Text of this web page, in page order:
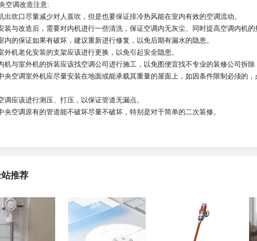
空调改造注意:
出吹口尽量减少对人直吹，但是也要保证排冷热风能在室内有效的空调流动。
装与改造后，需要对内机进行一些清洗，保证空调内无灰尘、同时提高空调内机的
内的保证如果有破坏，建议重新进行修复，以免后期有漏水的隐患。
外机老化安装的支架应该进行更换，以免引起安全隐患。
机与室外机的拆装应该找空调公司进行施工，以免图便宜找不专业的装修公司拆除
央空调室外机应尽量安装在地面或能承载其重量的屋面上，如因条件限制必须的
调应该进行测压、打压，以保证管道无漏点。
央空调原有的管道能不破坏尽量不破坏，特别是对于简单的二次装修。
推荐